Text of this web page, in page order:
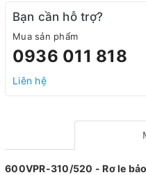
Bạn cần hỗ trợ?
Mua sản phẩm
0936 011 818
Liên hệ
600VPR-310/520 - Rơ le